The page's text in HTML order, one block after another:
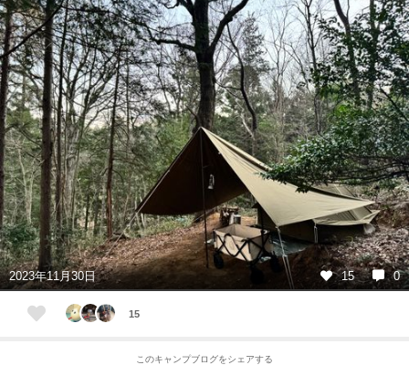
2023年11月30日 15 0
15
このキャンプブログをシェアする